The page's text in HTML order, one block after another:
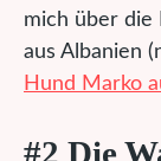
mich über die
aus Albanien
Hund Marko
#2 Die